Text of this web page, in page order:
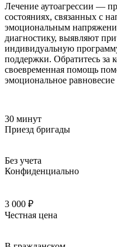
Лечение аутоагрессии —
состояниях, связанных с
эмоциональным
диагностику, выявляют
индивидуальную
поддержки. Обратитесь за
своевременная помощь
эмоциональное
30 минут
Приезд бригады
Без учета
Конфиденциально
3 000 ₽
Честная цена